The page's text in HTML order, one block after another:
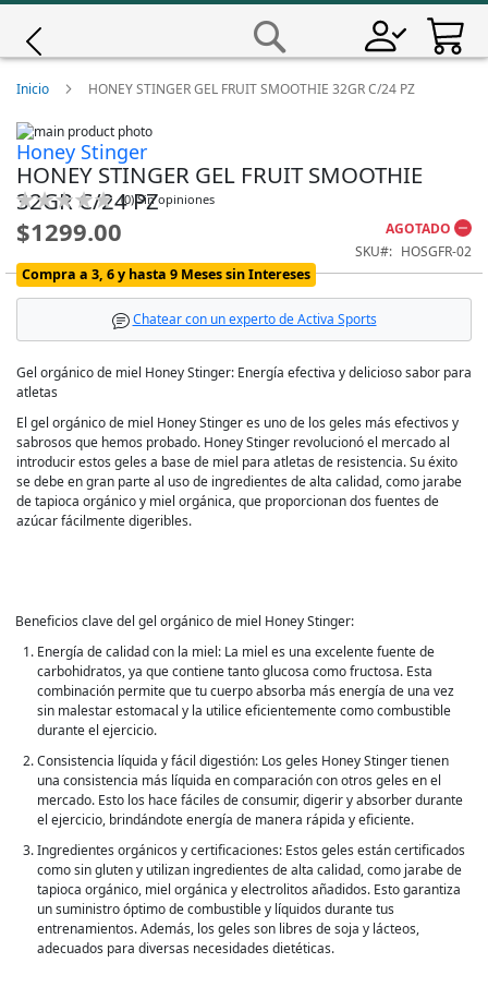
Saltar
Contenido
Inicio HONEY STINGER GEL FRUIT SMOOTHIE 32GR C/24 PZ
Skip
to
the
end
of
the
images
gallery
Skip
to
the
beginning
of
the
images
gallery
Honey Stinger
HONEY STINGER GEL FRUIT SMOOTHIE
32GR C/24 PZ
Calificación:
(0)Sin opiniones
$1299.00
AGOTADO
SKU
HOSGFR-02
Compra a 3, 6 y hasta 9 Meses sin Intereses
Chatear con un experto de Activa Sports
Gel orgánico de miel Honey Stinger: Energía efectiva y delicioso sabor para
atletas
El gel orgánico de miel Honey Stinger es uno de los geles más efectivos y
sabrosos que hemos probado. Honey Stinger revolucionó el mercado al
introducir estos geles a base de miel para atletas de resistencia. Su éxito
se debe en gran parte al uso de ingredientes de alta calidad, como jarabe
de tapioca orgánico y miel orgánica, que proporcionan dos fuentes de
azúcar fácilmente digeribles.
Beneficios clave del gel orgánico de miel Honey Stinger:
Energía de calidad con la miel: La miel es una excelente fuente de
carbohidratos, ya que contiene tanto glucosa como fructosa. Esta
combinación permite que tu cuerpo absorba más energía de una vez
sin malestar estomacal y la utilice eficientemente como combustible
durante el ejercicio.
Consistencia líquida y fácil digestión: Los geles Honey Stinger tienen
una consistencia más líquida en comparación con otros geles en el
mercado. Esto los hace fáciles de consumir, digerir y absorber durante
el ejercicio, brindándote energía de manera rápida y eficiente.
Ingredientes orgánicos y certificaciones: Estos geles están certificados
como sin gluten y utilizan ingredientes de alta calidad, como jarabe de
tapioca orgánico, miel orgánica y electrolitos añadidos. Esto garantiza
un suministro óptimo de combustible y líquidos durante tus
entrenamientos. Además, los geles son libres de soja y lácteos,
adecuados para diversas necesidades dietéticas.
Giro
Iscali
Magene
MET
Wahoo